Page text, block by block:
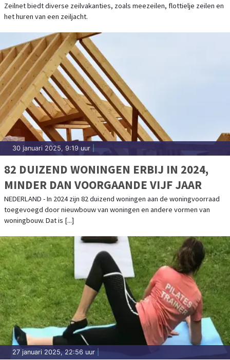
Zeilnet biedt diverse zeilvakanties, zoals meezeilen, flottielje zeilen en
het huren van een zeiljacht.
30 januari 2025, 9:19 uur
82 DUIZEND WONINGEN ERBIJ IN 2024,
MINDER DAN VOORGAANDE VIJF JAAR
NEDERLAND - In 2024 zijn 82 duizend woningen aan de woningvoorraad
toegevoegd door nieuwbouw van woningen en andere vormen van
woningbouw. Dat is [...]
27 januari 2025, 22:56 uur